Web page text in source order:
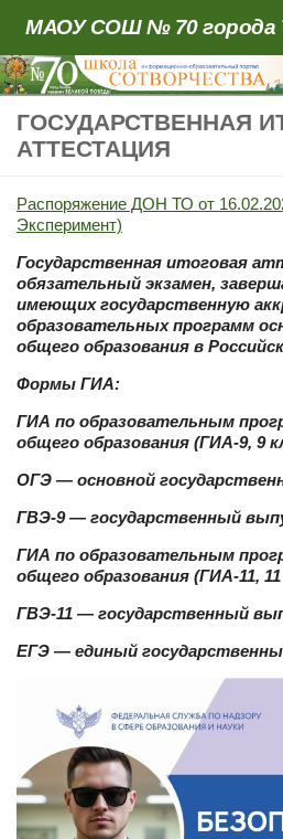
Skip to content
ГОСУДАРСТВЕННАЯ
АТТЕСТАЦИЯ
Распоряжение ДОН ТО от
Эксперимент)
Государственная итоговая
обязательный экзамен,
имеющих государственную
образовательных программ
общего образования в
Формы ГИА:
ГИА по образовательным
общего образования (ГИА-9, 9
ОГЭ — основной
ГВЭ-9 — государственный
ГИА по образовательным
общего образования (ГИА-11,
ГВЭ-11 — государственный
ЕГЭ — единый